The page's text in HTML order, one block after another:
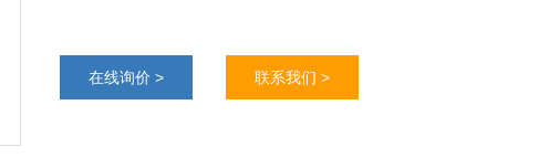
在线询价 > 联系我们 >